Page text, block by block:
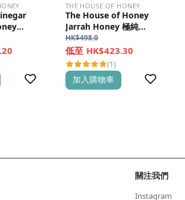
蜂蜜蘋
THE HOUSE OF HONEY
The House of Honey
Jarrah Honey 極純
Jarrah蜂蜜 TA+20
HK$498.0
HK$423.30
(1)
加入購物車
關注我們
Instagram